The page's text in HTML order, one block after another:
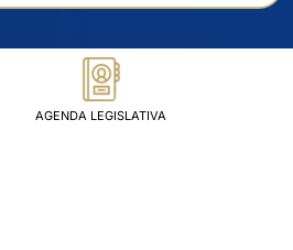
AGENDA LEGISLATIVA